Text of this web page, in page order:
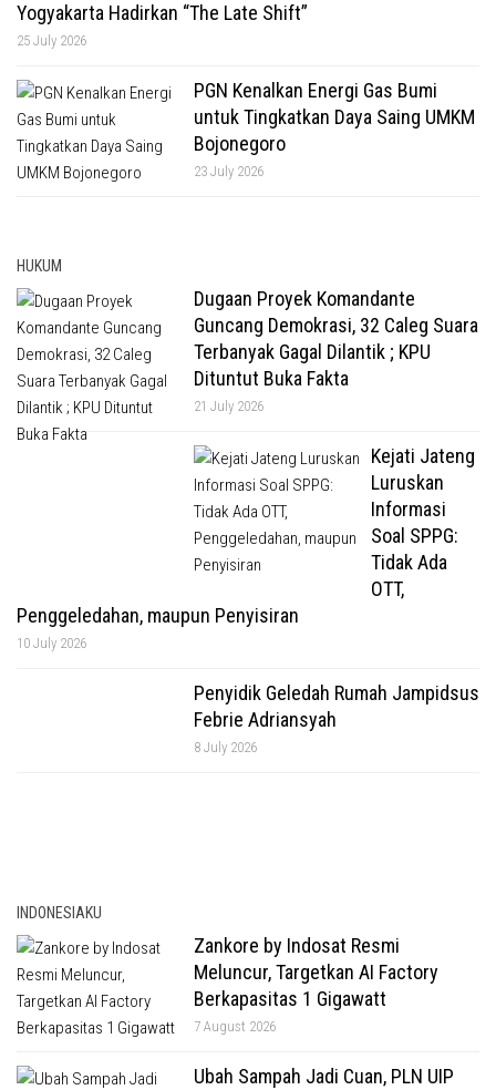
Yogyakarta Hadirkan “The Late Shift”
25 July 2026
PGN Kenalkan Energi Gas Bumi
untuk Tingkatkan Daya Saing UMKM
Bojonegoro
23 July 2026
HUKUM
Dugaan Proyek Komandante
Guncang Demokrasi, 32 Caleg Suara
Terbanyak Gagal Dilantik ; KPU
Dituntut Buka Fakta
21 July 2026
Kejati Jateng
Luruskan
Informasi
Soal SPPG:
Tidak Ada
OTT,
Penggeledahan, maupun Penyisiran
10 July 2026
Penyidik Geledah Rumah Jampidsus
Febrie Adriansyah
8 July 2026
INDONESIAKU
Zankore by Indosat Resmi
Meluncur, Targetkan AI Factory
Berkapasitas 1 Gigawatt
7 August 2026
Ubah Sampah Jadi Cuan, PLN UIP